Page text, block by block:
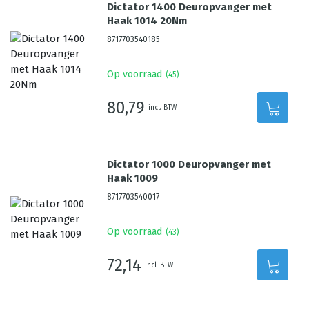
Dictator 1400 Deuropvanger met
Haak 1014 20Nm
8717703540185
Op voorraad (45)
80,79 incl. BTW
Dictator 1000 Deuropvanger met
Haak 1009
8717703540017
Op voorraad (43)
72,14 incl. BTW